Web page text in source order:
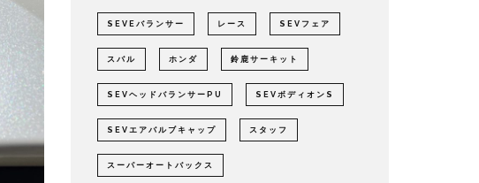
SEVEバランサー レース SEVフェア
スバル ホンダ 鈴鹿サーキット
SEVヘッドバランサーPU SEVボディオンS
SEVエアバルブキャップ スタッフ
スーパーオートバックス